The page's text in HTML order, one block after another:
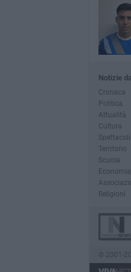
Notizie
Cronaca
Politica
Attualità
Cultura
Spettacoli
Territorio
Scuola
Religioni
© 2001-